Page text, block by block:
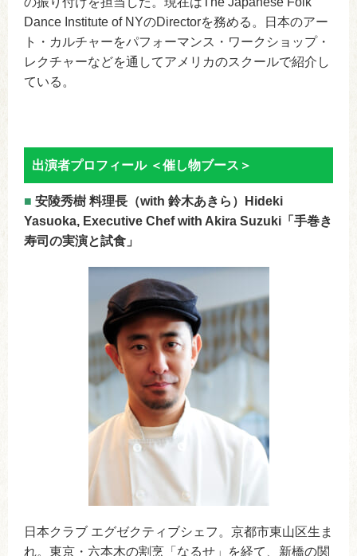
Dance Institute of NYのDirectorを務める。日本のアー
ト・カルチャーをパフォーマンス・ワークショップ・
レクチャーなどを通してアメリカのスクールで紹介し
ている。
出演者プロフィール ＜催し物ブース＞
■ 安陵秀樹 料理長（with 鈴木あきら）Hideki
Yasuoka, Executive Chef with Akira Suzuki「手巻き
寿司の実演と試食」
日本クラブ エグゼクティブシェフ。京都市東山区生ま
れ。東京・六本木の割烹「なるせ」を経て、新橋の関